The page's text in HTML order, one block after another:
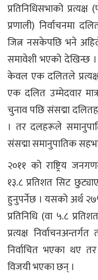
प्रतिनिधिसभाको
प्रणाली) निर्वाचनमा
जित्न नसकेपछि भने
समावेशी भएको देखिन्छ
केवल एक दलितले
एक दलित उम्मेदवार
चुनाव पछि संसद्मा
। तर दलहरूले
संसद्मा समानुपातिक
२०११ को राष्ट्रिय
१३.८ प्रतिशत सिट
हुनुपर्नेछ । यसको अर्थ
प्रतिनिधि (वा ५.८
प्रत्यक्ष
निर्वाचित भएका थए
विजयी भएका छन् ।